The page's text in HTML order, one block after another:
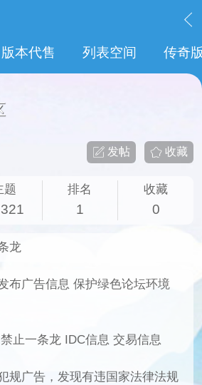
版本代售 列表空间 传奇
收藏
发帖
题 排名
1
收藏
0
龙
布广告信息 保护绿色论坛环境
止一条龙 IDC信息 交易信息
规广告，发现有违国家法律法规